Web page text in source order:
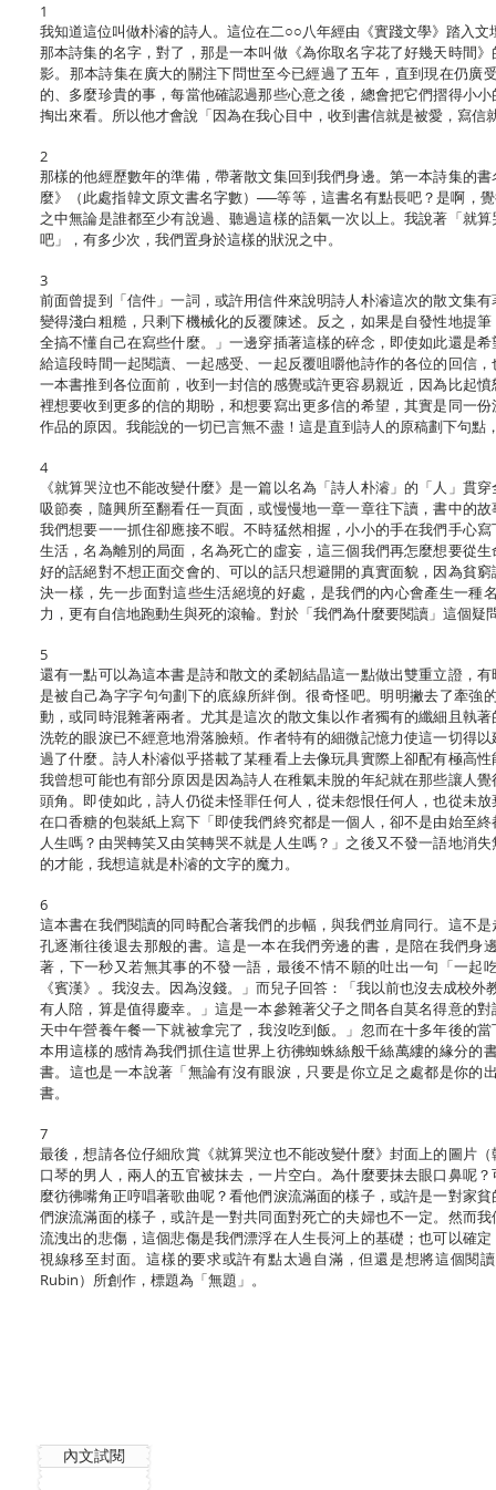
1
我知道這位叫做朴濬的詩人。這位在二○○八年經由《實踐文學》踏入
那本詩集的名字，對了，那是一本叫做《為你取名字花了好幾天時間
影。那本詩集在廣大的關注下問世至今已經過了五年，直到現在仍
的、多麼珍貴的事，每當他確認過那些心意之後，總會把它們摺得小
掏出來看。所以他才會說「因為在我心目中，收到書信就是被愛，寫信
2
那樣的他經歷數年的準備，帶著散文集回到我們身邊。第一本詩集的
麼》（此處指韓文原文書名字數）──等等，這書名有點長吧？是啊，
之中無論是誰都至少有說過、聽過這樣的語氣一次以上。我說著「就
吧」，有多少次，我們置身於這樣的狀況之中。
3
前面曾提到「信件」一詞，或許用信件來說明詩人朴濬這次的散文集
變得淺白粗糙，只剩下機械化的反覆陳述。反之，如果是自發性地提
全搞不懂自己在寫些什麼。」一邊穿插著這樣的碎念，即使如此還是
給這段時間一起閱讀、一起感受、一起反覆咀嚼他詩作的各位的回信
一本書推到各位面前，收到一封信的感覺或許更容易親近，因為比起
裡想要收到更多的信的期盼，和想要寫出更多信的希望，其實是同一
作品的原因。我能說的一切已言無不盡！這是直到詩人的原稿劃下句
4
《就算哭泣也不能改變什麼》是一篇以名為「詩人朴濬」的「人」貫
吸節奏，隨興所至翻看任一頁面，或慢慢地一章一章往下讀，書中的
我們想要一一抓住卻應接不暇。不時猛然相握，小小的手在我們手心
生活，名為離別的局面，名為死亡的虛妄，這三個我們再怎麼想要從
好的話絕對不想正面交會的、可以的話只想避開的真實面貌，因為貧
決一樣，先一步面對這些生活絕境的好處，是我們的內心會產生一
力，更有自信地跑動生與死的滾輪。對於「我們為什麼要閱讀」這個
5
還有一點可以為這本書是詩和散文的柔韌結晶這一點做出雙重立證，
是被自己為字字句句劃下的底線所絆倒。很奇怪吧。明明撇去了牽
動，或同時混雜著兩者。尤其是這次的散文集以作者獨有的纖細且執
洗乾的眼淚已不經意地滑落臉頰。作者特有的細微記憶力使這一切得
過了什麼。詩人朴濬似乎搭載了某種看上去像玩具實際上卻配有極高
我曾想可能也有部分原因是因為詩人在稚氣未脫的年紀就在那些讓人
頭角。即使如此，詩人仍從未怪罪任何人，從未怨恨任何人，也從未
在口香糖的包裝紙上寫下「即使我們終究都是一個人，卻不是由始至
人生嗎？由哭轉笑又由笑轉哭不就是人生嗎？」之後又不發一語地消
的才能，我想這就是朴濬的文字的魔力。
6
這本書在我們閱讀的同時配合著我們的步幅，與我們並肩同行。這不
孔逐漸往後退去那般的書。這是一本在我們旁邊的書，是陪在我們
著，下一秒又若無其事的不發一語，最後不情不願的吐出一句「一
《賓漢》。我沒去。因為沒錢。」而兒子回答：「我以前也沒去成校
有人陪，算是值得慶幸。」這是一本參雜著父子之間各自莫名得意的
天中午營養午餐一下就被拿完了，我沒吃到飯。」忽而在十多年後的
本用這樣的感情為我們抓住這世界上彷彿蜘蛛絲般千絲萬縷的緣分
書。這也是一本說著「無論有沒有眼淚，只要是你立足之處都是你
書。
7
最後，想請各位仔細欣賞《就算哭泣也不能改變什麼》封面上的圖片
口琴的男人，兩人的五官被抹去，一片空白。為什麼要抹去眼口鼻呢
麼彷彿嘴角正哼唱著歌曲呢？看他們淚流滿面的樣子，或許是一對家
們淚流滿面的樣子，或許是一對共同面對死亡的夫婦也不一定。然而
流洩出的悲傷，這個悲傷是我們漂浮在人生長河上的基礎；也可以確
視線移至封面。這樣的要求或許有點太過自滿，但還是想將這個閱
Rubin）所創作，標題為「無題」。
內文試閱